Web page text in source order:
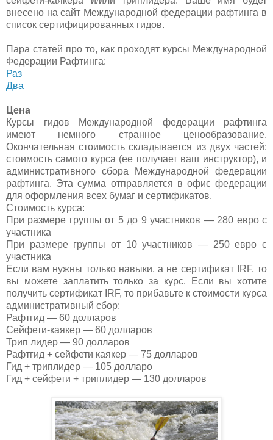
внесено на сайт Международной федерации рафтинга в
список сертифицированных гидов.
Пара статей про то, как проходят курсы Международной
Федерации Рафтинга:
Раз
Два
Цена
Курсы гидов Международной федерации рафтинга
имеют немного странное ценообразование.
Окончательная стоимость складывается из двух частей:
стоимость самого курса (ее получает ваш инструктор), и
административного сбора Международной федерации
рафтинга. Эта сумма отправляется в офис федерации
для оформления всех бумаг и сертификатов.
Стоимость курса:
При размере группы от 5 до 9 участников — 280 евро с
участника
При размере группы от 10 участников — 250 евро с
участника
Если вам нужны только навыки, а не сертификат
IRF,то
вы можете заплатить только за курс. Если вы хотите
получить сертификат IRF, то прибавьте к стоимости курса
административный сбор:
Рафтгид — 60 долларов
Сейфети-каякер — 60 долларов
Трип лидер — 90 долларов
Рафтгид + сейфети каякер — 75 долларов
Гид + триплидер — 105 долларо
Гид + сейфети + триплидер — 130 долларов